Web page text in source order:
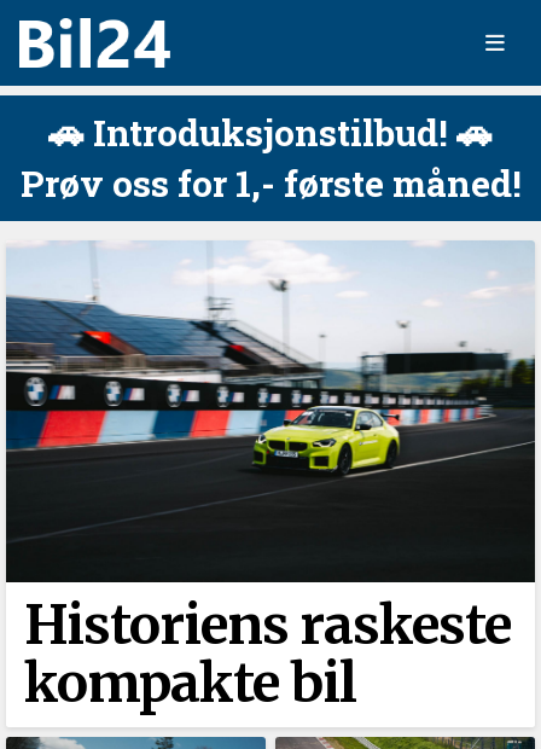
🚗 Introduksjonstilbud! 🚗
Prøv oss for 1,- første måned!
Historiens raskeste
kompakte bil